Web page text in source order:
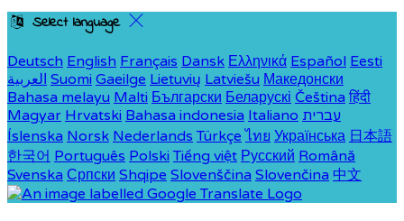
Select language
Deutsch English Français Dansk Ελληνικά Español Eesti
العربية Suomi Gaeilge Lietuvių Latviešu Македонски
Bahasa melayu Malti Български Беларускі Čeština हिंदी
Magyar Hrvatski Bahasa indonesia Italiano עברית
Íslenska Norsk Nederlands Türkçe ไทย Українська 日本語
한국어 Português Polski Tiếng việt Русский Română
Svenska Српски Shqipe Slovenščina Slovenčina 中文